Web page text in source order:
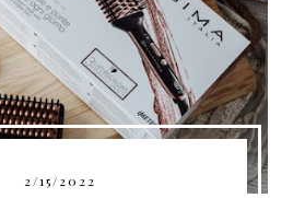
2/15/2022